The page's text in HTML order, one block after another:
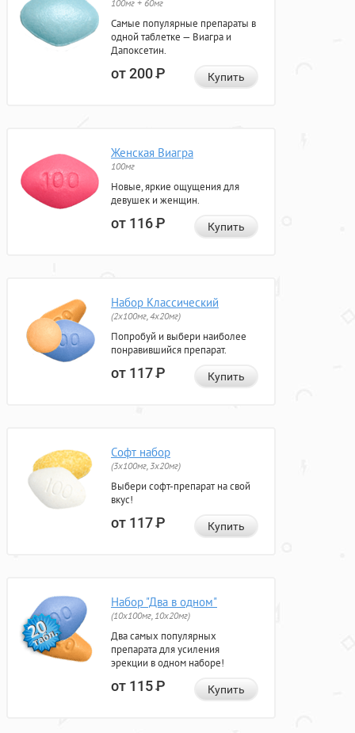
100мг + 60мг
Самые популярные препараты в
одной таблетке — Виагра и
Дапоксетин.
от 200Р Купить
Женская Виагра
100мг
Новые, яркие ощущения для
девушек и женщин.
от 116Р Купить
Набор Классический
(2x100мг, 4x20мг)
Попробуй и выбери наиболее
понравившийся препарат.
от 117Р Купить
Софт набор
(3x100мг, 3x20мг)
Выбери софт-препарат на свой
вкус!
от 117Р Купить
Набор "Два в одном"
(10x100мг, 10x20мг)
Два самых популярных
препарата для усиления
эрекции в одном наборе!
от 115Р Купить